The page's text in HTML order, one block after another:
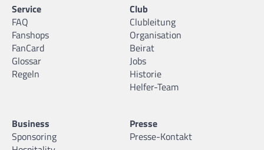
Service
FAQ
Fanshops
FanCard
Glossar
Regeln
Club
Clubleitung
Organisation
Beirat
Jobs
Historie
Helfer-Team
Business
Sponsoring
Presse
Presse-Kontakt